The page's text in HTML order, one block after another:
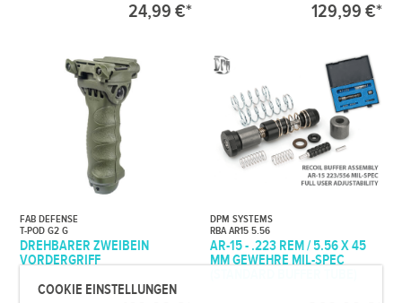
COOKIE EINSTELLUNGEN
24,99 €* 129,99 €*
FAB DEFENSE
T-POD G2 G
DREHBARER ZWEIBEIN
VORDERGRIFF
DPM SYSTEMS
RBA AR15 5.56
AR-15 - .223 REM / 5.56 X 45
MM GEWEHRE MIL-SPEC